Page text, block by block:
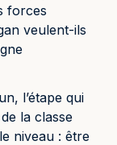
forces
veulent-ils
l’étape qui
la classe
niveau : être